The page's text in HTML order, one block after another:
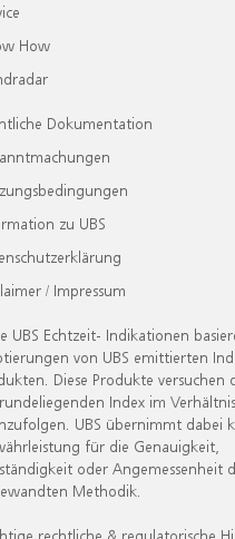
How
Dokumentation
zu UBS
/ Impressum
UBS Echtzeit- Indikationen
von UBS emittierten
Diese Produkte versuchen
Index im
UBS übernimmt dabei
für die Genauigkeit,
oder Angemessenheit
Methodik.